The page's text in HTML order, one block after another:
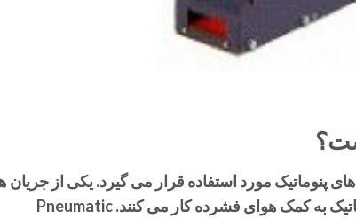
مورد استفاده قرار می گیرد. یکی از جریان
رایگان در اطراف ما هوا است، و سیستم های پنوماتیک به کمک هوای فشرده کار می کنند. Pneumatic